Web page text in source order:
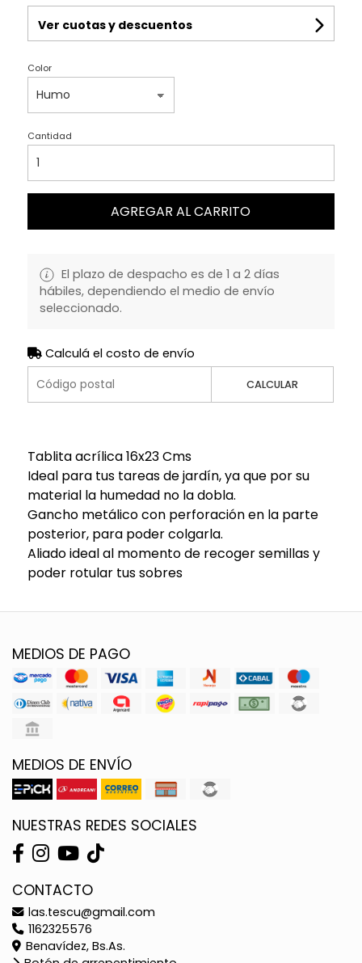
Ver cuotas y descuentos
Color
Cantidad
AGREGAR AL CARRITO
El plazo de despacho es de 1 a 2 días
hábiles, dependiendo el medio de envío
seleccionado.
Calculá el costo de envío
CALCULAR
Tablita acrílica 16x23 Cms
Ideal para tus tareas de jardín, ya que por su
material la humedad no la dobla.
Gancho metálico con perforación en la parte
posterior, para poder colgarla.
Aliado ideal al momento de recoger semillas y
poder rotular tus sobres
MEDIOS DE PAGO
MEDIOS DE ENVÍO
NUESTRAS REDES SOCIALES
CONTACTO
las.tescu@gmail.com
1162325576
Benavídez, Bs.As.